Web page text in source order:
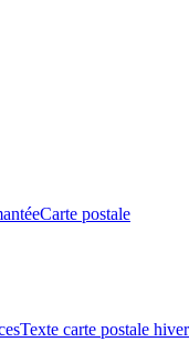
Carte postale
Texte carte postale hiver